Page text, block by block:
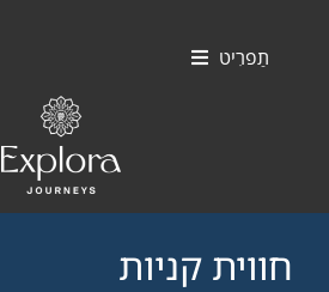
תַפרִיט
חווית קניות